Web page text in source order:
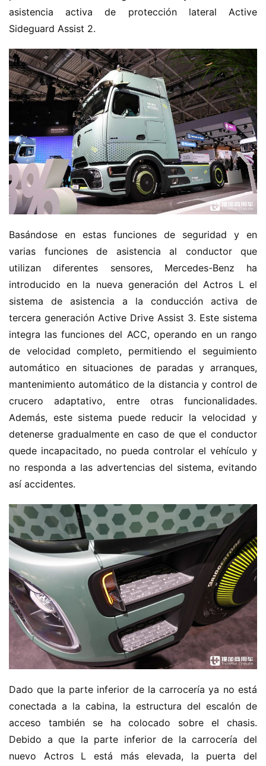
asistencia activa de protección lateral Active
Sideguard Assist 2.
Basándose en estas funciones de seguridad y en
varias funciones de asistencia al conductor que
utilizan diferentes sensores, Mercedes-Benz ha
introducido en la nueva generación del Actros L el
sistema de asistencia a la conducción activa de
tercera generación Active Drive Assist 3. Este sistema
integra las funciones del ACC, operando en un rango
de velocidad completo, permitiendo el seguimiento
automático en situaciones de paradas y arranques,
mantenimiento automático de la distancia y control de
crucero adaptativo, entre otras funcionalidades.
Además, este sistema puede reducir la velocidad y
detenerse gradualmente en caso de que el conductor
quede incapacitado, no pueda controlar el vehículo y
no responda a las advertencias del sistema, evitando
así accidentes.
Dado que la parte inferior de la carrocería ya no está
conectada a la cabina, la estructura del escalón de
acceso también se ha colocado sobre el chasis.
Debido a que la parte inferior de la carrocería del
nuevo Actros L está más elevada, la puerta del